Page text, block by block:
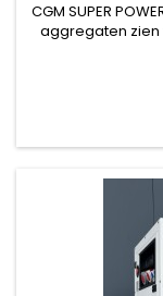
CGM SUPER
aggregaten zien
compact,
toepassingen,